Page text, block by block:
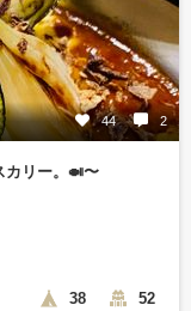
44 2
カリー。🍛〜
38 52